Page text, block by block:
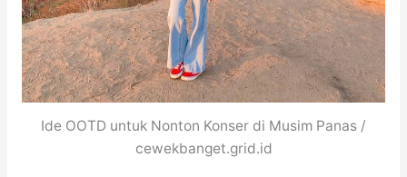
Ide OOTD untuk Nonton Konser di Musim Panas /
cewekbanget.grid.id